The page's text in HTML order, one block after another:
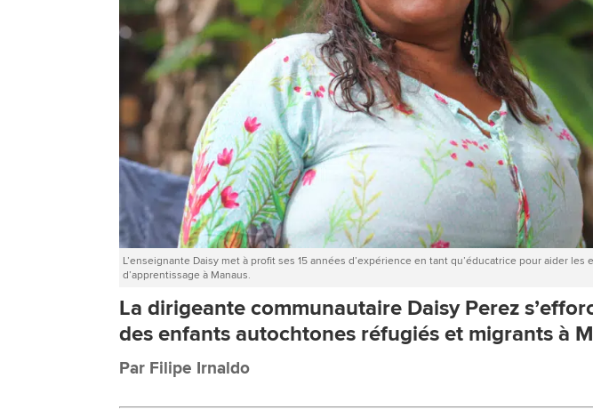
L’enseignante Daisy met à profit ses 15 années d’expérience en tant qu’éducatrice pour aider les
d’apprentissage à Manaus.
Ladirigeante communautaire Daisy Perez
des enfantsautochtones réfugiéset migrants à
Par Filipe Irnaldo